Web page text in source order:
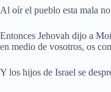
Al oír el pueblo esta mala
Entonces Jehovah dijo a
en medio de vosotros, os
Y los hijos de Israel se